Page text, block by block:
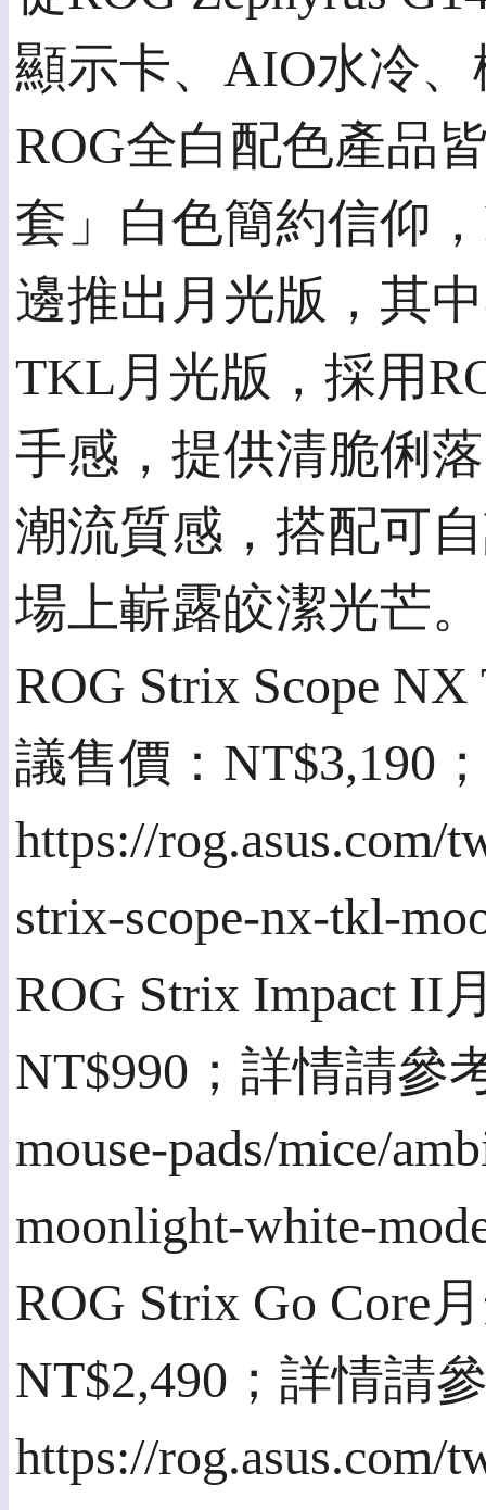
顯示卡、AIO水冷、
ROG全白配色產品
套」白色簡約信仰
邊推出月光版，其
TKL月光版，採用
手感，提供清脆俐
潮流質感，搭配可
場上嶄露皎潔光芒。
ROG Strix Scope
議售價：NT$3,190
https://rog.asus.com/
strix-scope-nx-tkl-
ROG Strix Impact II
NT$990；詳情請參
mouse-pads/mice/
moonlight-white-
ROG Strix Go Core
NT$2,490；詳情請
https://rog.asus.com/